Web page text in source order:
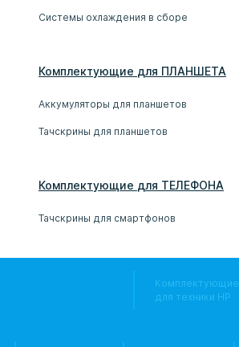
Системы охлаждения в сборе
Комплектующие для ПЛАНШЕТА
Аккумуляторы для планшетов
Тачскрины для планшетов
Комплектующие для ТЕЛЕФОНА
Тачскрины для смартфонов
Комплектующие
для техники HP